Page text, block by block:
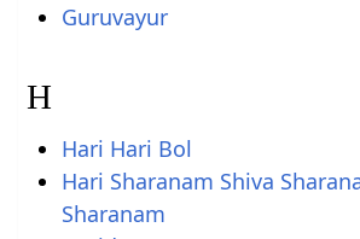
Guruvayur
H
Hari Hari Bol
Hari Sharanam Shiva
Sharanam